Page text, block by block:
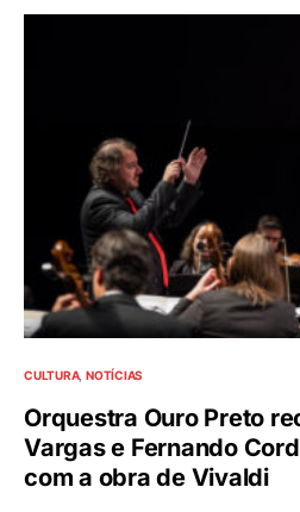
CULTURA NOTÍCIAS
Orquestra Ouro Preto
Vargas e Fernando
com a obra de Vivaldi